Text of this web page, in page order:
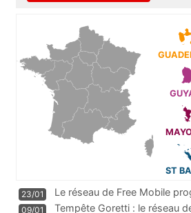
ST
23/01
Le réseau de Free Mobile
m
09/01
Tempête Goretti : le réseau